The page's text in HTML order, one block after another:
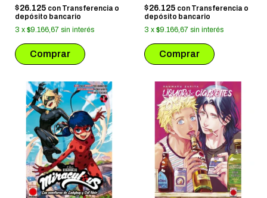
$26.125 con Transferencia o
depósito bancario
3 x $9.166,67 sin interés
$26.125 con Transferencia o
depósito bancario
3 x $9.166,67 sin interés